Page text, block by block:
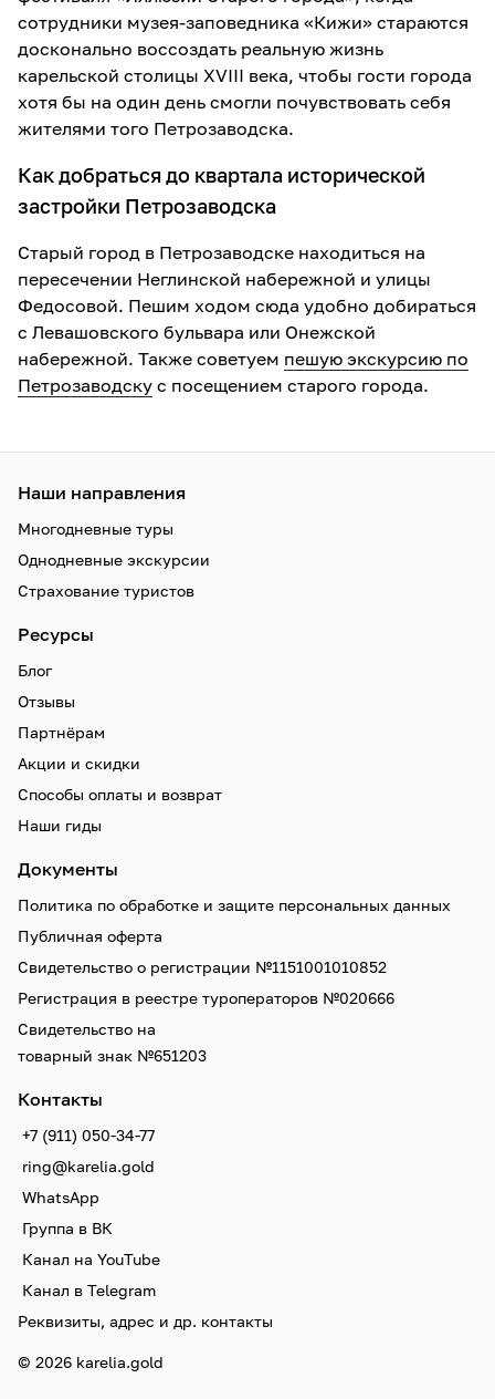
сотрудники музея-заповедника «Кижи» стараются
досконально воссоздать реальную жизнь
карельской столицы XVIII века, чтобы гости города
хотя бы на один день смогли почувствовать себя
жителями того Петрозаводска.
Как добраться до квартала исторической
застройки Петрозаводска
Старый город в Петрозаводске находиться на
пересечении Неглинской набережной и улицы
Федосовой. Пешим ходом сюда удобно добираться
с Левашовского бульвара или Онежской
набережной. Также советуем пешую экскурсию по
Петрозаводску с посещением старого города.
Наши направления
Многодневные туры
Однодневные экскурсии
Страхование туристов
Ресурсы
Блог
Отзывы
Партнёрам
Акции и скидки
Способы оплаты и возврат
Наши гиды
Документы
Политика по обработке и защите персональных данных
Публичная оферта
Свидетельство о регистрации №1151001010852
Регистрация в реестре туроператоров №020666
Свидетельство на
товарный знак №651203
Контакты
+7 (911) 050-34-77
ring@karelia.gold
WhatsApp
Группа в ВК
Канал на YouTube
Канал в Telegram
Реквизиты, адрес и др. контакты
© 2026 karelia.gold